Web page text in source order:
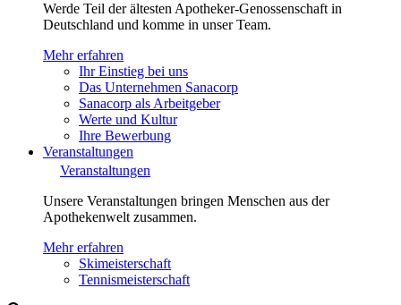
Werde Teil der ältesten Apotheker-Genossenschaft in
Deutschland und komme in unser Team.
Mehr erfahren
Ihr Einstieg bei uns
Das Unternehmen Sanacorp
Sanacorp als Arbeitgeber
Werte und Kultur
Ihre Bewerbung
Veranstaltungen
Veranstaltungen
Unsere Veranstaltungen bringen Menschen aus der
Apothekenwelt zusammen.
Mehr erfahren
Skimeisterschaft
Tennismeisterschaft